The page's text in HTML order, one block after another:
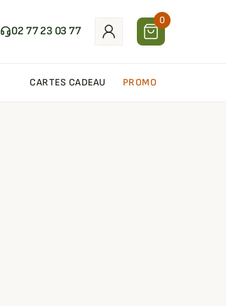
02 77 23 03 77
0
CARTES CADEAU PROMO